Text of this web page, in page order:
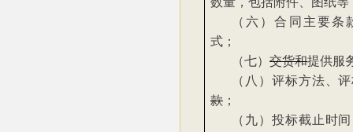
（六）合同主要条
式；
（七） 交货和提供服
（八）评标方法、
款 ；
（九）投标截止时